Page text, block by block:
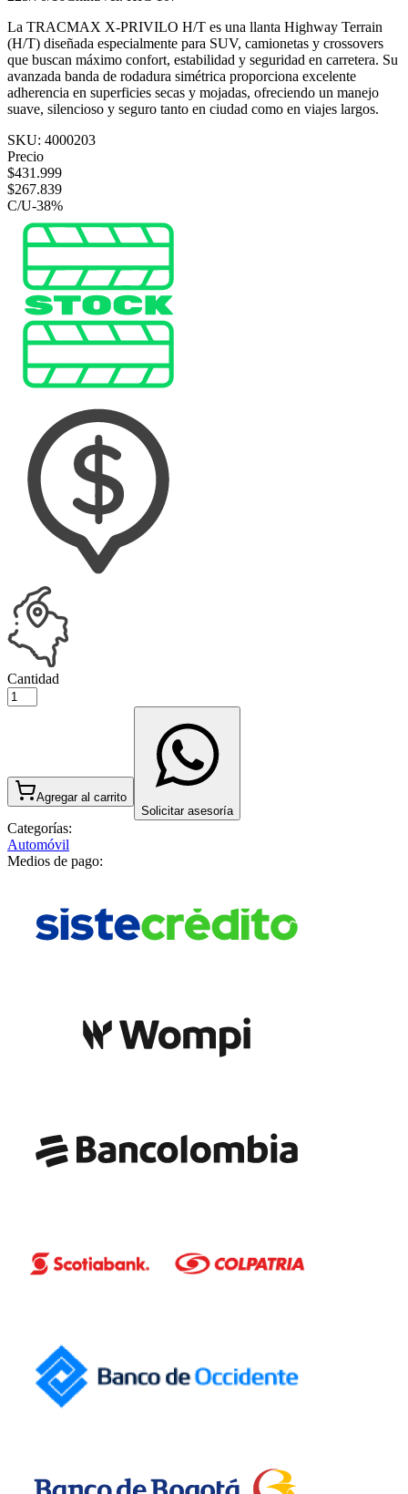
La TRACMAX X-PRIVILO H/T es una llanta Highway Terrain
(H/T) diseñada especialmente para SUV, camionetas y crossovers
que buscan máximo confort, estabilidad y seguridad en carretera. Su
avanzada banda de rodadura simétrica proporciona excelente
adherencia en superficies secas y mojadas, ofreciendo un manejo
suave, silencioso y seguro tanto en ciudad como en viajes largos.
SKU: 4000203
Precio
$431.999
$267.839
C/U-38%
Cantidad
Agregar al carrito
Solicitar asesoría
Categorías:
Automóvil
Medios de pago: